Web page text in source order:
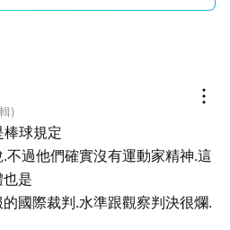
)
球規定
不過他們確實沒有運動家精神.這
是
國際裁判.水準跟觀察判決很爛.